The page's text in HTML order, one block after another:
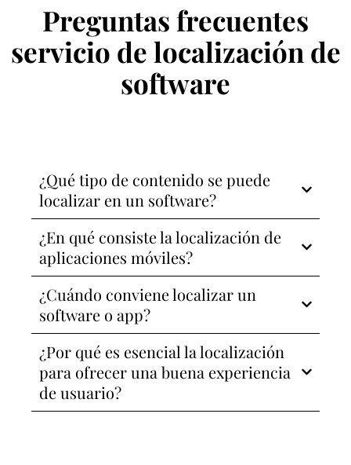
Preguntas frecuentes
servicio de localización de
software
¿Qué tipo de contenido se puede
localizar en un software?
¿En qué consiste la localización de
aplicaciones móviles?
¿Cuándo conviene localizar un
software o app?
¿Por qué es esencial la localización
para ofrecer una buena experiencia
de usuario?